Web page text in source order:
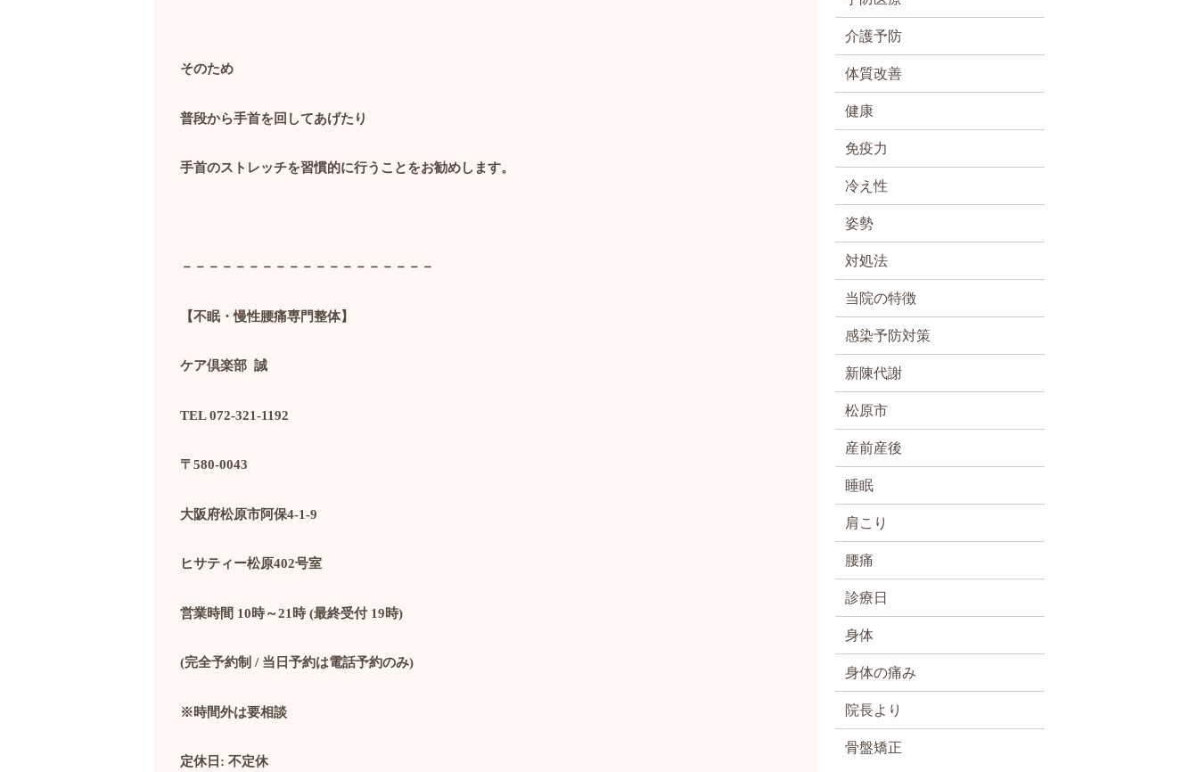
そのため
普段から手首を回してあげたり
手首のストレッチを習慣的に行うことをお勧めします。
－－－－－－－－－－－－－－－－－－－
【不眠・慢性腰痛専門整体】
ケア倶楽部 誠
TEL 072-321-1192
〒580-0043
大阪府松原市阿保4-1-9
ヒサティー松原402号室
営業時間 10時～21 時(最終受付19時)
(完全予約制 / 当日予約は電話予約のみ)
※時間外は要相談
定休日 : 不定休
介護予防
体質改善
健康
免疫力
冷え性
姿勢
対処法
当院の特徴
感染予防対策
新陳代謝
松原市
産前産後
睡眠
肩こり
腰痛
診療日
身体
身体の痛み
院長より
骨盤矯正